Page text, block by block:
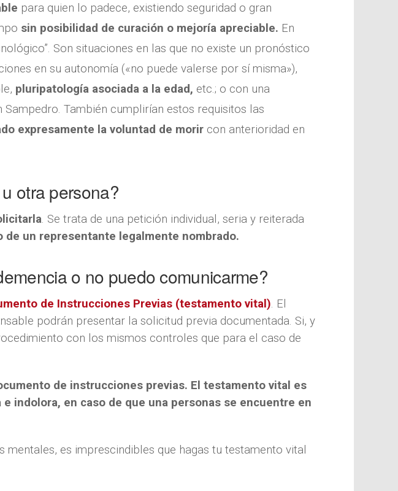
para quien lo padece, existiendo seguridad o gran
sin posibilidad de curación o mejoría apreciable. En
Son situaciones en las que no existe un pronóstico
en su autonomía («no puede valerse por sí misma»),
pluripatología asociada a la edad, etc.; o con una
También cumplirían estos requisitos las
expresamente la voluntad de morircon anterioridad en
otra persona?
. Se trata de una petición individual, seria y reiterada
de un representante legalmente nombrado.
o no puedo comunicarme?
de Instrucciones Previas (testamento vital). El
podrán presentar la solicitud previa documentada. Si, y
con los mismos controles que para el caso de
de instrucciones previas. El testamento vital es
indolora, en caso de que una personas se encuentre en
es imprescindibles que hagas tu testamento vital